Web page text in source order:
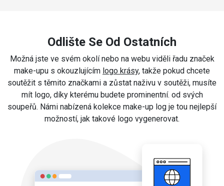
Odlište Se Od Ostatních
Možná jste ve svém okolí nebo na webu viděli řadu značek
make-upu s okouzlujícím logo krásy, takže pokud chcete
soutěžit s těmito značkami a zůstat naživu v soutěži, musíte
mít logo, díky kterému budete prominentní. od svých
soupeřů. Námi nabízená kolekce make-up log je tou nejlepší
možností, jak takové logo vygenerovat.